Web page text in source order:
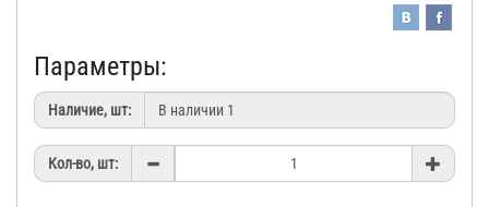
Параметры:
Наличие, шт:
Кол-во, шт: